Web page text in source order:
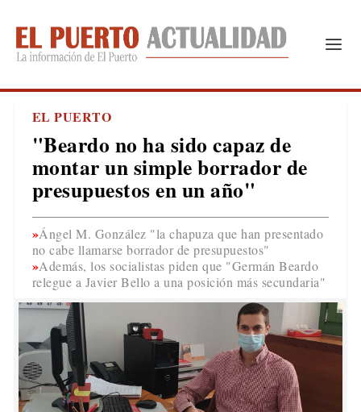
EL PUERTO
"Beardo no ha sido capaz de
montar un simple borrador de
presupuestos en un año"
Ángel M. González "la chapuza que han presentado
no cabe llamarse borrador de presupuestos"
Además, los socialistas piden que "Germán Beardo
relegue a Javier Bello a una posición más secundaria"